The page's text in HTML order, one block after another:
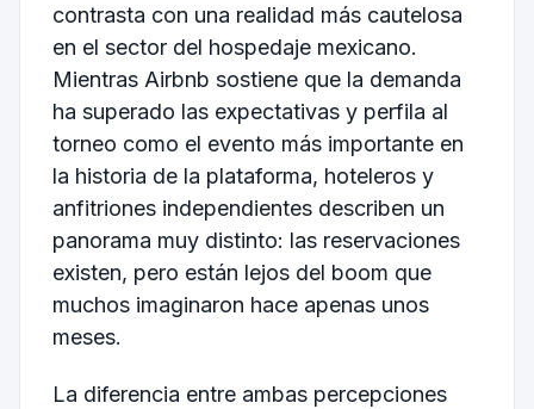
contrasta con una realidad más cautelosa
en el sector del hospedaje mexicano.
Mientras Airbnb sostiene que la demanda
ha superado las expectativas y perfila al
torneo como el evento más importante en
la historia de la plataforma, hoteleros y
anfitriones independientes describen un
panorama muy distinto: las reservaciones
existen, pero están lejos del boom que
muchos imaginaron hace apenas unos
meses.
La diferencia entre ambas percepciones